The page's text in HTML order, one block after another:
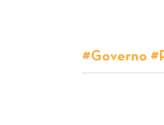
#Governo